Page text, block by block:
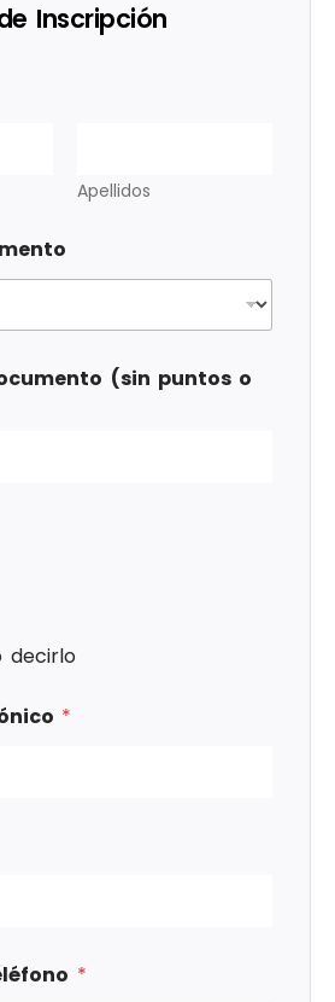
Inscripción
Apellidos
(sin puntos o
decirlo
*
*